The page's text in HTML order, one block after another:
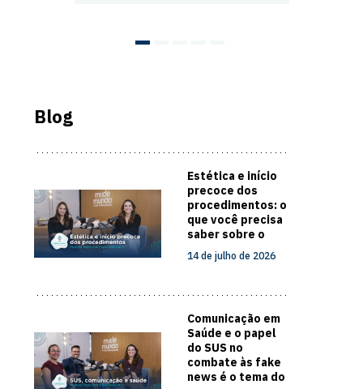
Blog
Estética e início
precoce dos
procedimentos: o
que você precisa
saber sobre o
cuidado com a
pele
14 de julho de 2026
Comunicação em
Saúde e o papel
do SUS no
combate às fake
news é o tema do